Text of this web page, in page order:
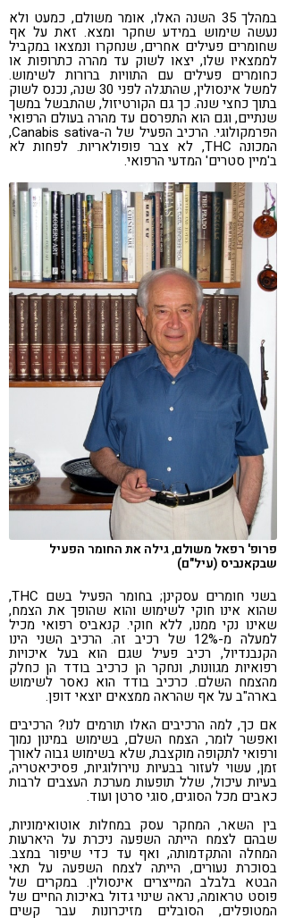
במהלך 35 השנה האלו, אומר משולם, כמעט ולא
נעשה שימוש במידע שחקר ומצא. זאת על אף
שחומרים פעילים אחרים, שנחקרו ונמצאו במקביל
לממצאיו שלו, יצאו לשוק עד מהרה כתרופות או
כחומרים פעילים עם התוויות ברורות לשימוש.
למשל אינסולין, שהתגלה לפני 30 שנה, נכנס לשוק
בתוך כחצי שנה. כך גם הקורטיזול, שהתבשל במשך
שנתיים, וגם הוא התפרסם עד מהרה בעולם הרפואי
הפרמקולוגי. הרכיב הפעיל של ה-Canabis sativa,
המכונה THC, לא צבר פופולאריות. לפחות לא
ב'מיין סטרים' המדעי הרפואי.
פרופ' רפאל משולם, גילה את החומר הפעיל
שבקאנביס (עיל"ם)
בשני חומרים עסקינן; בחומר הפעיל בשם THC,
שהוא אינו חוקי לשימוש והוא שהופך את הצמח,
שאינו נקי ממנו, ללא חוקי. קנאביס רפואי מכיל
למעלה מ-12% של רכיב זה. הרכיב השני הינו
הקנבנדיול, רכיב פעיל שגם הוא בעל איכויות
רפואיות מגוונות, ונחקר הן כרכיב בודד הן כחלק
מהצמח השלם. כרכיב בודד הוא נאסר לשימוש
בארה"ב על אף שהראה ממצאים יוצאי דופן.
אם כך, למה הרכיבים האלו תורמים לנו? הרכיבים
ואפשר לומר, הצמח השלם, בשימוש במינון נמוך
ורפואי לתקופה מוקצבת, שלא בשימוש גבוה לאורך
זמן, עשוי לעזור בבעיות נוירולוגיות, פסיכיאטריה,
בעיות עיכול, שלל תופעות מערכת העצבים לרבות
כאבים מכל הסוגים, סוגי סרטן ועוד.
בין השאר, המחקר עסק במחלות אוטואימוניות,
שבהם לצמח הייתה השפעה ניכרת על היארעות
המחלה והתקדמותה, ואף עד כדי שיפור במצב.
בסוכרת נעורים, הייתה לצמח השפעה על תאי
הבטא בלבלב המייצרים אינסולין. במקרים של
פוסט טראומה, נראה שינוי גדול באיכות החיים של
המטופלים, הסובלים מזיכרונות עבר קשים